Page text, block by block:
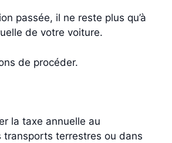
passée, il ne reste plus qu’à
de votre voiture.
de procéder.
la taxe annuelle au
transports terrestres ou dans